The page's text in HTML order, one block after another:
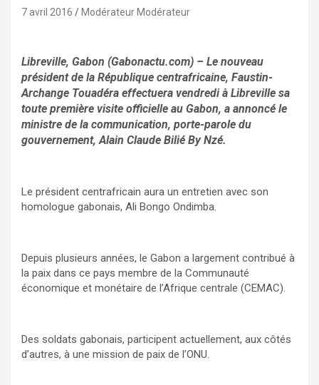
7 avril 2016 Modérateur Modérateur
Libreville, Gabon (Gabonactu.com) – Le nouveau
président de la République centrafricaine, Faustin-
Archange Touadéra effectuera vendredi à Libreville sa
toute première visite officielle au Gabon, a annoncé le
ministre de la communication, porte-parole du
gouvernement, Alain Claude Bilié By Nzé.
Le président centrafricain aura un entretien avec son
homologue gabonais, Ali Bongo Ondimba.
Depuis plusieurs années, le Gabon a largement contribué à
la paix dans ce pays membre de la Communauté
économique et monétaire de l’Afrique centrale (CEMAC).
Des soldats gabonais, participent actuellement, aux côtés
d’autres, à une mission de paix de l’ONU.